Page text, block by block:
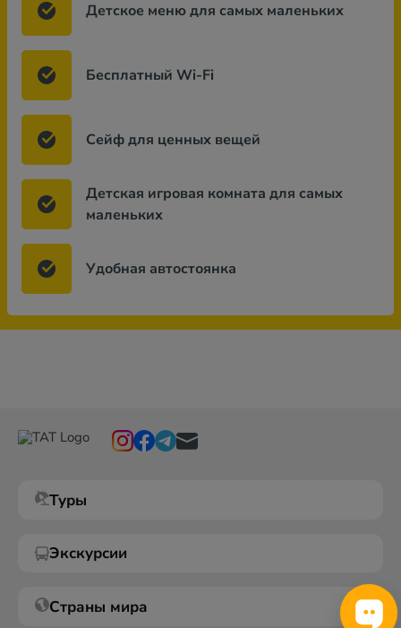
Детское меню для самых маленьких
Бесплатный Wi-Fi
Сейф для ценных вещей
Детская игровая комната для самых
маленьких
Удобная автостоянка
Туры
Экскурсии
Страны мира